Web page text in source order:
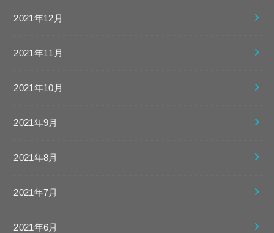
2021年12月
2021年11月
2021年10月
2021年9月
2021年8月
2021年7月
2021年6月